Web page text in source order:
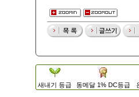
새내기 등급 동메달 1% DC등급